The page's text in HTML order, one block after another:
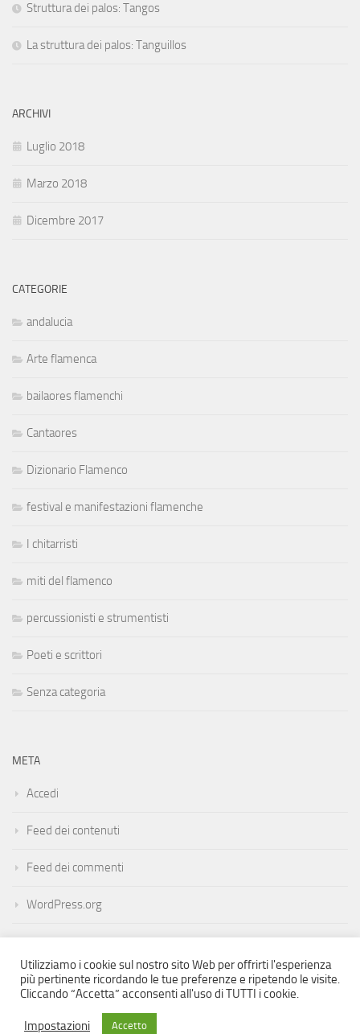
Struttura dei palos: Tangos
La struttura dei palos: Tanguillos
ARCHIVI
Luglio 2018
Marzo 2018
Dicembre 2017
CATEGORIE
andalucia
Arte flamenca
bailaores flamenchi
Cantaores
Dizionario Flamenco
festival e manifestazioni flamenche
I chitarristi
miti del flamenco
percussionisti e strumentisti
Poeti e scrittori
Senza categoria
META
Accedi
Feed dei contenuti
Feed dei commenti
WordPress.org
Mosaico Flamenco © 2022. Tutti i diritti riservati.
Utilizziamo i cookie sul nostro sito Web per offrirti l'esperienza
più pertinente ricordando le tue preferenze e ripetendo le visite.
Cliccando “Accetta” acconsenti all'uso di TUTTI i cookie.
Impostazioni Accetto